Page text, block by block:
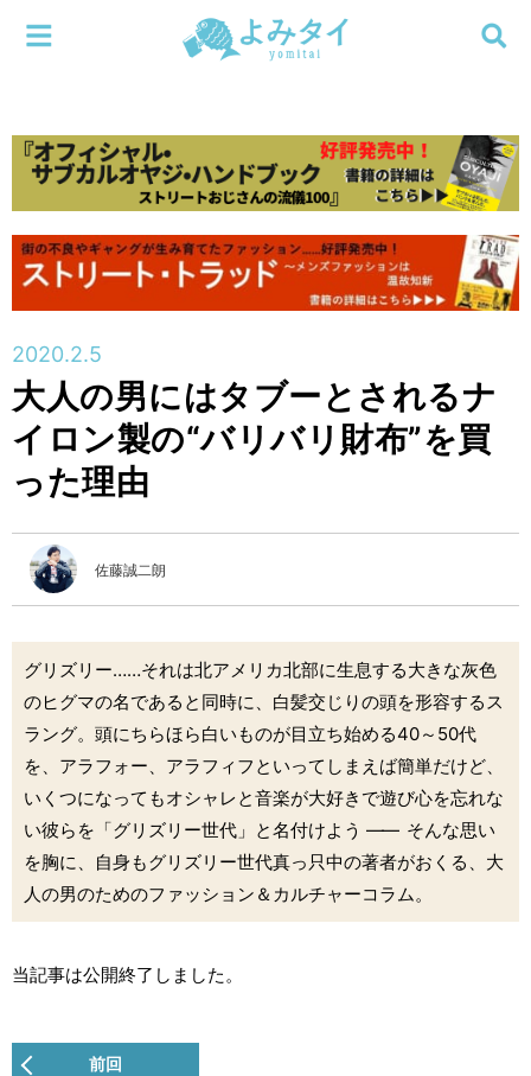
新着
連載
新刊
特集
編集部
検索する
メニューを閉じる
2020.2.5
大人の男にはタブーとされるナ
イロン製の“バリバリ財布”を買
った理由
佐藤誠二朗
グリズリー……それは北アメリカ北部に生息する大きな灰色
のヒグマの名であると同時に、白髪交じりの頭を形容するス
ラング。頭にちらほら白いものが目立ち始める40～50代
を、アラフォー、アラフィフといってしまえば簡単だけど、
いくつになってもオシャレと音楽が大好きで遊び心を忘れな
い彼らを「グリズリー世代」と名付けよう ―― そんな思い
を胸に、自身もグリズリー世代真っ只中の著者がおくる、大
人の男のためのファッション＆カルチャーコラム。
当記事は公開終了しました。
前回